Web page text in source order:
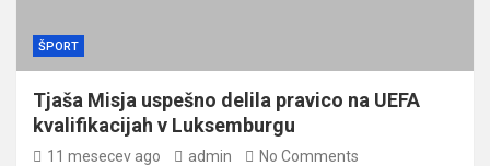
ŠPORT
Tjaša Misja uspešno delila pravico na UEFA
kvalifikacijah v Luksemburgu
11 mesecev ago admin No Comments